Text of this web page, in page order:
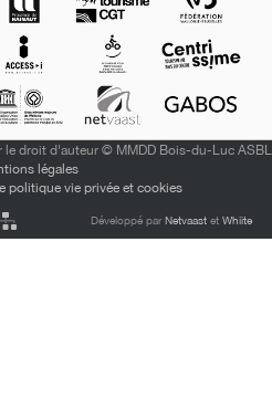
droit d'auteur © MMDD Bois-du-Luc ASBL
légales
politique vie privée et cookies
Développé parNetvaastet Whiite